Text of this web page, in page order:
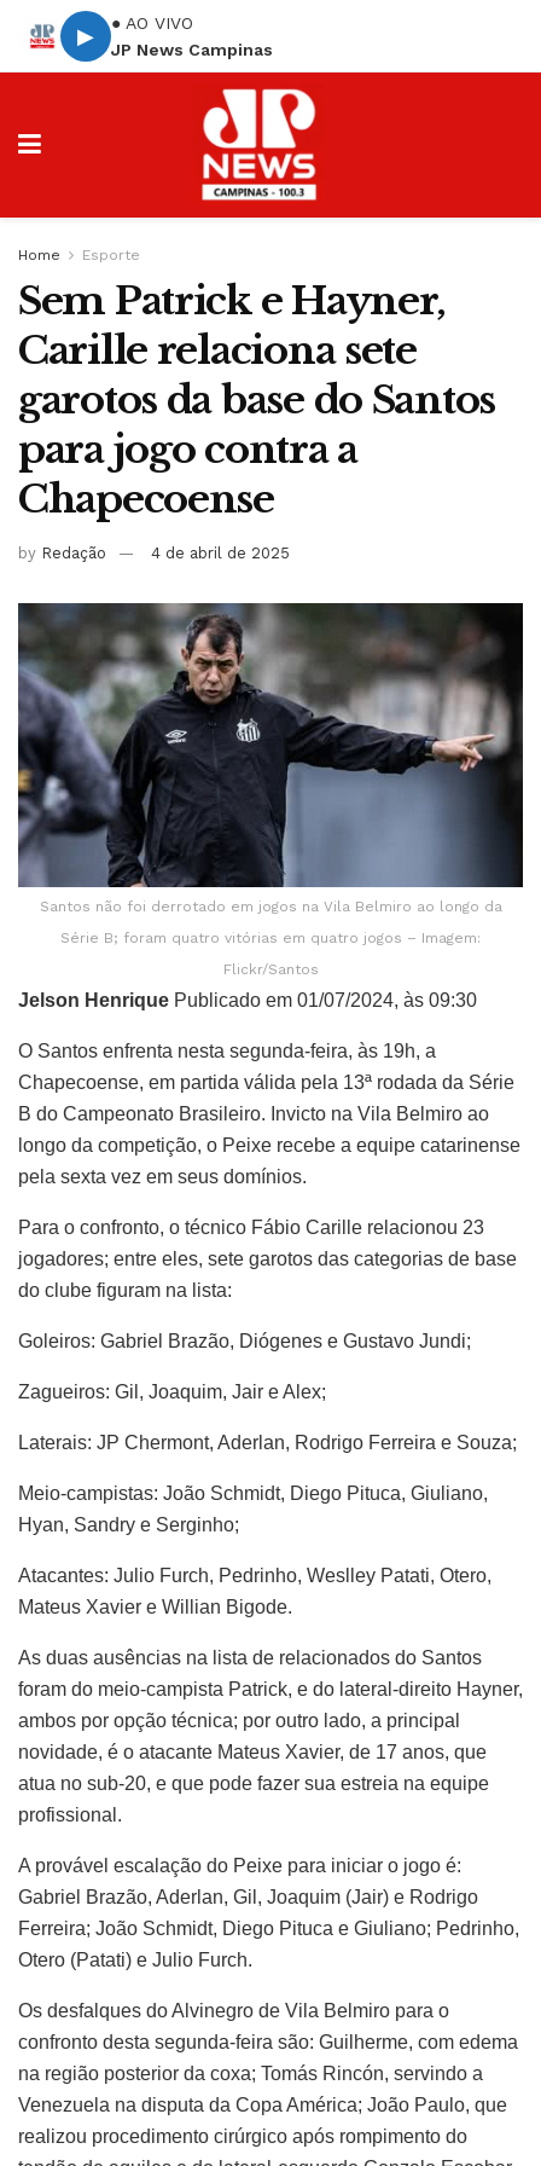
▶
● AO VIVO
JP News Campinas
Home Esporte
Sem Patrick e Hayner,
Carille relaciona sete
garotos da base do Santos
para jogo contra a
Chapecoense
by Redação 4 de abril de 2025
Santos não foi derrotado em jogos na Vila Belmiro ao longo da
Série B; foram quatro vitórias em quatro jogos – Imagem:
Flickr/Santos
Jelson Henrique Publicado em 01/07/2024, às 09:30
O Santos enfrenta nesta segunda-feira, às 19h, a
Chapecoense, em partida válida pela 13ª rodada da Série
B do Campeonato Brasileiro. Invicto na Vila Belmiro ao
longo da competição, o Peixe recebe a equipe catarinense
pela sexta vez em seus domínios.
Para o confronto, o técnico Fábio Carille relacionou 23
jogadores; entre eles, sete garotos das categorias de base
do clube figuram na lista:
Goleiros: Gabriel Brazão, Diógenes e Gustavo Jundi;
Zagueiros: Gil, Joaquim, Jair e Alex;
Laterais: JP Chermont, Aderlan, Rodrigo Ferreira e Souza;
Meio-campistas: João Schmidt, Diego Pituca, Giuliano,
Hyan, Sandry e Serginho;
Atacantes: Julio Furch, Pedrinho, Weslley Patati, Otero,
Mateus Xavier e Willian Bigode.
As duas ausências na lista de relacionados do Santos
foram do meio-campista Patrick, e do lateral-direito Hayner,
ambos por opção técnica; por outro lado, a principal
novidade, é o atacante Mateus Xavier, de 17 anos, que
atua no sub-20, e que pode fazer sua estreia na equipe
profissional.
A provável escalação do Peixe para iniciar o jogo é:
Gabriel Brazão, Aderlan, Gil, Joaquim (Jair) e Rodrigo
Ferreira; João Schmidt, Diego Pituca e Giuliano; Pedrinho,
Otero (Patati) e Julio Furch.
Os desfalques do Alvinegro de Vila Belmiro para o
confronto desta segunda-feira são: Guilherme, com edema
na região posterior da coxa; Tomás Rincón, servindo a
Venezuela na disputa da Copa América; João Paulo, que
realizou procedimento cirúrgico após rompimento do